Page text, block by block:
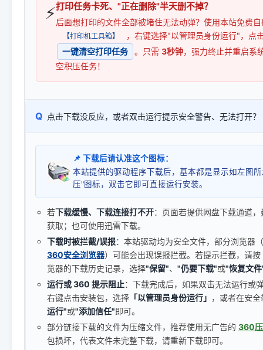
⚡打印任务卡死、"正在删除"半天删不掉？
后面想打印的文件全部被堵住无法动弹？使用本站免费
【打印机工具箱】
，右键选择"以管理员身份运行"，点
一键清空打印任务
。只需 3秒钟，强力终止并重启系
空积压任务！
Q 点击下载没反应，或者双击运行提示安全警告、无法打开？
📌 下载后请认准这个图标：
本站提供的驱动程序下载后，基本都是显示如左图
压"图标，双击它即可直接运行安装。
若下载缓慢、下载连接打不开：页面若提供网盘下载通道
获取；也可使用迅雷下载。
下载时被拦截/误报：本站驱动均为安全文件，部分浏览器
360安全浏览器）可能会出现误报拦截。若提示拦截，请按
览器的下载历史记录，选择"保留"、 "仍要下载"或"恢复文
运行或 360 提示阻止：下载完成后，如果双击无法运行或
右键点击安装包，选择 「以管理员身份运行」 ，或者在安
运行"或"添加信任"即可。
部分链接下载的文件为压缩文件，推荐使用无广告的 360
包损坏，代表文件未完整下载，请重新下载即可。